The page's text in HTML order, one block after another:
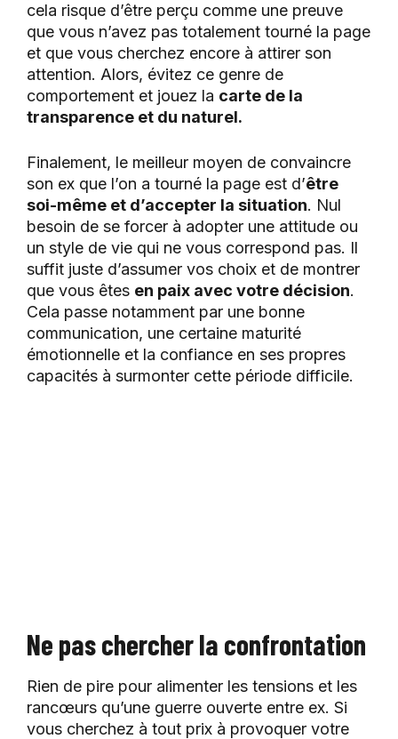
cela risque d’être perçu comme une preuve
que vous n’avez pas totalement tourné la page
et que vous cherchez encore à attirer son
attention. Alors, évitez ce genre de
comportement et jouez la carte de la
transparence et du naturel.
Finalement, le meilleur moyen de convaincre
son ex que l’on a tourné la page est d’être
soi-même et d’accepter la situation. Nul
besoin de se forcer à adopter une attitude ou
un style de vie qui ne vous correspond pas. Il
suffit juste d’assumer vos choix et de montrer
que vous êtes en paix avec votre décision.
Cela passe notamment par une bonne
communication, une certaine maturité
émotionnelle et la confiance en ses propres
capacités à surmonter cette période difficile.
Ne pas chercher la confrontation
Rien de pire pour alimenter les tensions et les
rancœurs qu’une guerre ouverte entre ex. Si
vous cherchez à tout prix à provoquer votre